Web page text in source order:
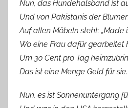
Nun, das Hundehalsband ist
Und von Pakistanis der
Auf allen Möbeln steht: „Made
Wo eine Frau dafür gearbeitet
Um 30 Cent pro Tag
Das ist eine Menge Geld für sie.
Nun, es ist Sonnenuntergang